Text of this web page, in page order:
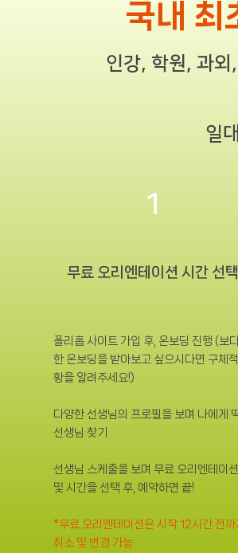
국내 최
인강, 학원, 과
일
1
무료 오리엔테이션 시간 선택
폴리홉 사이트 가입 후, 온보딩 진행 (보
한 온보딩을 받아보고 싶으시다면 구체
황을 알려주세요!)
다양한 선생님의 프로필을 보며 나에게
선생님 찾기
선생님 스케줄을 보며 무료 오리엔테이
및 시간을 선택 후, 예약하면 끝!
​*무료 오리엔테이션은 시작 12시간 전까
취소 및 변경 가능